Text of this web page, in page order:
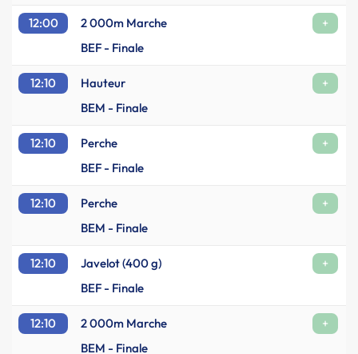
12:00 2 000m Marche
+
BEF - Finale
12:10 Hauteur
+
BEM - Finale
12:10 Perche
+
BEF - Finale
12:10 Perche
+
BEM - Finale
12:10 Javelot (400 g)
+
BEF - Finale
12:10 2 000m Marche
+
BEM - Finale